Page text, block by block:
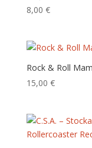
8,00 €
Rock & Roll
15,00 €